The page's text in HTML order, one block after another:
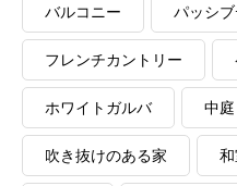
バルコニー パッシ
フレンチカントリー
ホワイトガルバ 中庭
吹き抜けのある家